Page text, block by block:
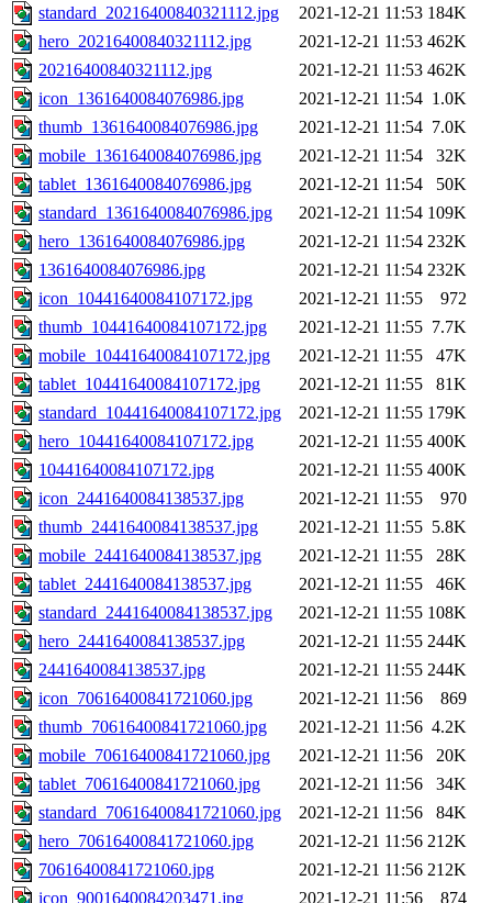
standard_20216400840321112.jpg
2021-12-21 11:53 184K
hero_20216400840321112.jpg
2021-12-21 11:53 462K
20216400840321112.jpg
2021-12-21 11:53 462K
icon_1361640084076986.jpg
2021-12-21 11:54 1.0K
thumb_1361640084076986.jpg
2021-12-21 11:54 7.0K
mobile_1361640084076986.jpg
2021-12-21 11:54
32K
tablet_1361640084076986.jpg
2021-12-21 11:54
50K
standard_1361640084076986.jpg
2021-12-21 11:54 109K
hero_1361640084076986.jpg
2021-12-21 11:54 232K
1361640084076986.jpg
2021-12-21 11:54 232K
icon_10441640084107172.jpg
2021-12-21 11:55
972
thumb_10441640084107172.jpg
2021-12-21 11:55 7.7K
mobile_10441640084107172.jpg
2021-12-21 11:55
47K
tablet_10441640084107172.jpg
2021-12-21 11:55
81K
standard_10441640084107172.jpg
2021-12-21 11:55 179K
hero_10441640084107172.jpg
2021-12-21 11:55 400K
10441640084107172.jpg
2021-12-21 11:55 400K
icon_2441640084138537.jpg
2021-12-21 11:55
970
thumb_2441640084138537.jpg
2021-12-21 11:55 5.8K
mobile_2441640084138537.jpg
2021-12-21 11:55
28K
tablet_2441640084138537.jpg
2021-12-21 11:55
46K
standard_2441640084138537.jpg
2021-12-21 11:55 108K
hero_2441640084138537.jpg
2021-12-21 11:55 244K
2441640084138537.jpg
2021-12-21 11:55 244K
icon_70616400841721060.jpg
2021-12-21 11:56
869
thumb_70616400841721060.jpg
2021-12-21 11:56 4.2K
mobile_70616400841721060.jpg
2021-12-21 11:56
20K
tablet_70616400841721060.jpg
2021-12-21 11:56
34K
standard_70616400841721060.jpg
2021-12-21 11:56
84K
hero_70616400841721060.jpg
2021-12-21 11:56 212K
70616400841721060.jpg
2021-12-21 11:56 212K
icon_9001640084203471.jpg
2021-12-21 11:56
874